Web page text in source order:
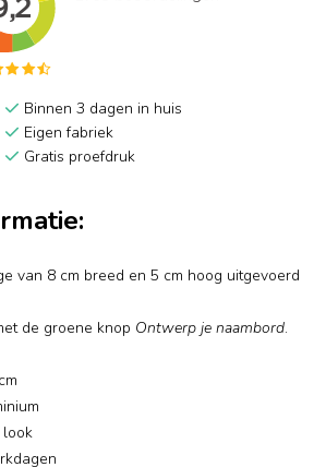
Binnen 3 dagen in huis
Eigen fabriek
Gratis proefdruk
van 8 cm breed en 5 cm hoog uitgevoerd
de groene knop Ontwerp je naambord.